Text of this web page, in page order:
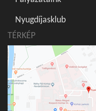
Nyugdíjasklub
TÉRKÉP